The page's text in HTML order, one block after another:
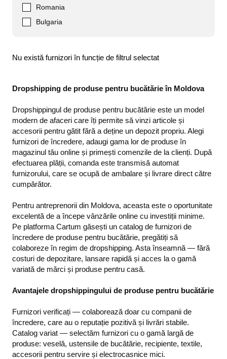
Romania
Bulgaria
Nu există furnizori în funcție de filtrul selectat
Dropshipping de produse pentru bucătărie în Moldova
Dropshippingul de produse pentru bucătărie este un model
modern de afaceri care îți permite să vinzi articole și
accesorii pentru gătit fără a deține un depozit propriu. Alegi
furnizori de încredere, adaugi gama lor de produse în
magazinul tău online și primești comenzile de la clienți. După
efectuarea plății, comanda este transmisă automat
furnizorului, care se ocupă de ambalare și livrare direct către
cumpărător.
Pentru antreprenorii din Moldova, aceasta este o oportunitate
excelentă de a începe vânzările online cu investiții minime.
Pe platforma Cartum găsești un catalog de furnizori de
încredere de produse pentru bucătărie, pregătiți să
colaboreze în regim de dropshipping. Asta înseamnă — fără
costuri de depozitare, lansare rapidă și acces la o gamă
variată de mărci și produse pentru casă.
Avantajele dropshippingului de produse pentru bucătărie
Furnizori verificați — colaborează doar cu companii de
încredere, care au o reputație pozitivă și livrări stabile.
Catalog variat — selectăm furnizori cu o gamă largă de
produse: veselă, ustensile de bucătărie, recipiente, textile,
accesorii pentru servire și electrocasnice mici.